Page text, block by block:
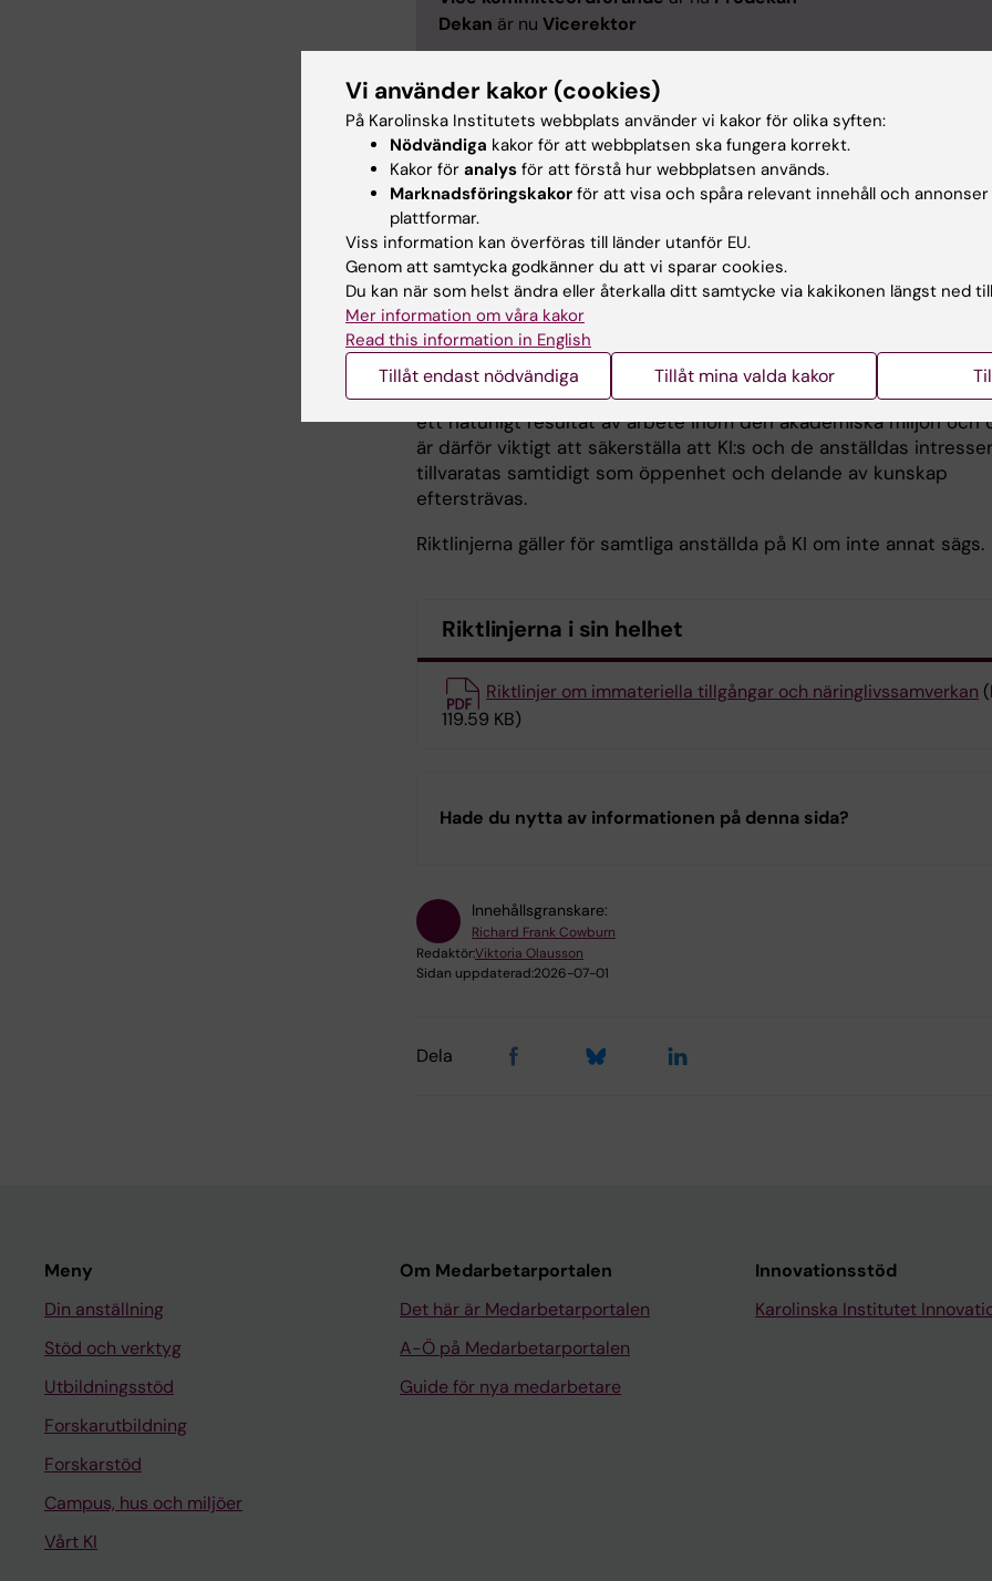
Dekan är nu Vicerektor
Det är av stor vikt för Karolinska Institutet (KI) att
uppkomna vid universitetet kommer till allmän nytta genom
samverkan eller kommersialisering. Kommersialisering kan ske
av upphovsmannen genom t.ex. bolagsbildning eller genom
överlåtelse till tredje part. Utöver att bedriva forskning och
utbildning ingår dessutom i KI:s uppdrag att samverka med det
omgivande samhället. En stor del av samverkan sker med
näringslivet. För KI innebär detta att immateriella tillgångar (IP)1 på
olika sätt kan kommersialiseras och nyttiggöras och ge upphov till
bland annat nya behandlingsmetoder och produkter till gagn för
patienter. I en akademisk miljö är intellektuellt skapande,
idéer och öppenhet centrala värdegrunder. Immateriella
ett naturligt resultat av arbete inom den akademiska miljön och
är därför viktigt att säkerställa att KI:s och de anställdas
tillvaratas samtidigt som öppenhet och delande av kunskap
eftersträvas.
Riktlinjerna gäller för samtliga anställda på KI om inte annat sägs.
Riktlinjerna i sin helhet
Riktlinjer om immateriella tillgångar och näringlivssamverkan
119.59 KB)
Hade du nytta av informationen på denna sida?
Innehållsgranskare:
Richard Frank Cowburn
Redaktör:Viktoria Olausson
Sidan uppdaterad:2026-07-01
Dela
Meny
Din anställning
Stöd och verktyg
Utbildningsstöd
Forskarutbildning
Forskarstöd
Campus, hus och miljöer
Vårt KI
Om Medarbetarportalen
Det här är Medarbetarportalen
A-Ö på Medarbetarportalen
Guide för nya medarbetare
Innovationsstöd
Karolinska Institutet
Vi använder kakor (cookies)
På Karolinska Institutets webbplats använder vi kakor för olika syften:
Nödvändiga kakor för att webbplatsen ska fungera korrekt.
Kakor för analys för att förstå hur webbplatsen används.
Marknadsföringskakor för att visa och spåra relevant innehåll och
plattformar.
Viss information kan överföras till länder utanför EU.
Genom att samtycka godkänner du att vi sparar cookies.
Du kan när som helst ändra eller återkalla ditt samtycke via kakikonen längst ned
Mer information om våra kakor
Read this information in English
Tillåt endast nödvändiga Tillåt mina valda kakor